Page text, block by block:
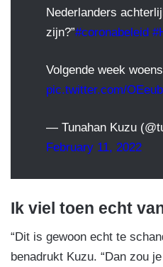
Nederlanders
zijn?”#coronabeleid
Volgende week
pic.twitter.com/
— Tunahan Kuzu
February 11, 2022
Ik viel toen echt
“Dit is gewoon echt te
benadrukt Kuzu. “Dan zou